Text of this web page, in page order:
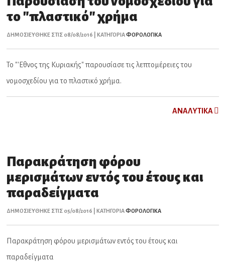
το "πλαστικό" χρήμα
ΔΗΜΟΣΙΕΥΘΗΚΕ ΣΤΙΣ 08/08/2016 | ΚΑΤΗΓΟΡΙΑΦΟΡΟΛΟΓΙΚΑ
Το "'Εθνος της Κυριακής" παρουσίασε τις λεπτομέρειες του
νομοσχεδίου για το πλαστικό χρήμα.
ΑNAΛYTIKA
Παρακράτηση φόρου
μερισμάτων εντός του έτους και
παραδείγματα
ΔΗΜΟΣΙΕΥΘΗΚΕ ΣΤΙΣ 05/08/2016 | ΚΑΤΗΓΟΡΙΑΦΟΡΟΛΟΓΙΚΑ
Παρακράτηση φόρου μερισμάτων εντός του έτους και
παραδείγματα